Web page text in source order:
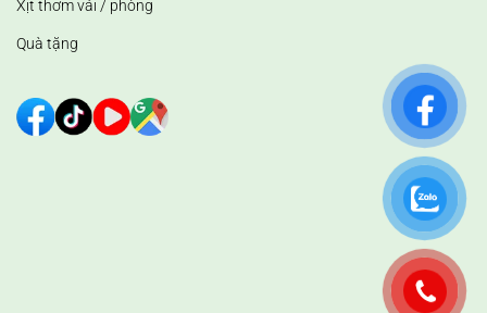
Xịt thơm vải / phòng
Quà tặng